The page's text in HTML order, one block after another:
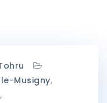
Musigny,
,